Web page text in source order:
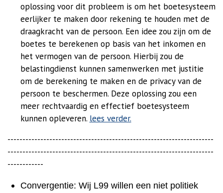
oplossing voor dit probleem is om het boetesysteem
eerlijker te maken door rekening te houden met de
draagkracht van de persoon. Een idee zou zijn om de
boetes te berekenen op basis van het inkomen en
het vermogen van de persoon. Hierbij zou de
belastingdienst kunnen samenwerken met justitie
om de berekening te maken en de privacy van de
persoon te beschermen. Deze oplossing zou een
meer rechtvaardig en effectief boetesysteem
kunnen opleveren. lees verder.
---------------------------------------------------------------------
---------------------------------------------------------------------
------------
Convergentie: Wij L99 willen een niet politiek